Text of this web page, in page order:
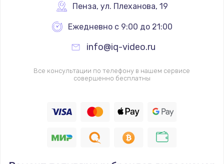
Пенза, ул. Плеханова, 19
Ежедневно с 9:00 до 21:00
info@iq-video.ru
Все консультации по телефону в нашем сервисе
совершенно бесплатны